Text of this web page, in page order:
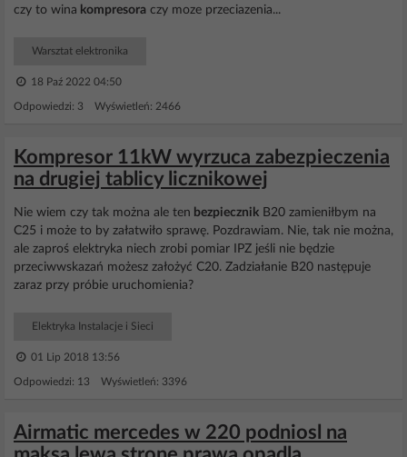
czy to wina kompresora czy moze przeciazenia...
Warsztat elektronika
18 Paź 2022 04:50
Odpowiedzi: 3 Wyświetleń: 2466
Kompresor 11kW wyrzuca zabezpieczenia
na drugiej tablicy licznikowej
Nie wiem czy tak można ale ten bezpiecznik B20 zamieniłbym na
C25 i może to by załatwiło sprawę. Pozdrawiam. Nie, tak nie można,
ale zaproś elektryka niech zrobi pomiar IPZ jeśli nie będzie
przeciwwskazań możesz założyć C20. Zadziałanie B20 następuje
zaraz przy próbie uruchomienia?
Elektryka Instalacje i Sieci
01 Lip 2018 13:56
Odpowiedzi: 13 Wyświetleń: 3396
Airmatic mercedes w 220 podniosl na